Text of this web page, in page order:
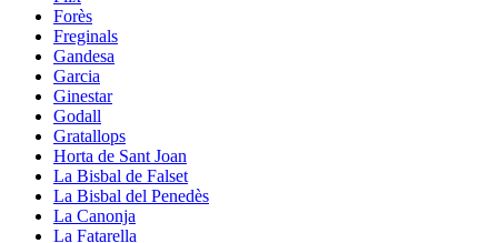
Forès
Freginals
Gandesa
Garcia
Ginestar
Godall
Gratallops
Horta de Sant Joan
La Bisbal de Falset
La Bisbal del Penedès
La Canonja
La Fatarella